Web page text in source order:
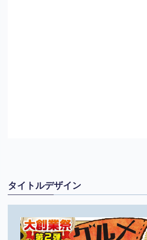
タイトルデザイン